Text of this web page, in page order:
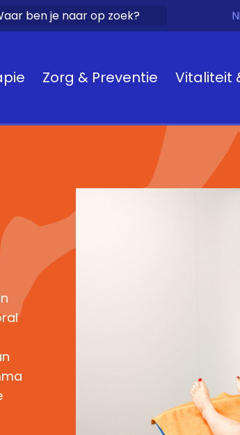
Zorg & Preventie Vitaliteit